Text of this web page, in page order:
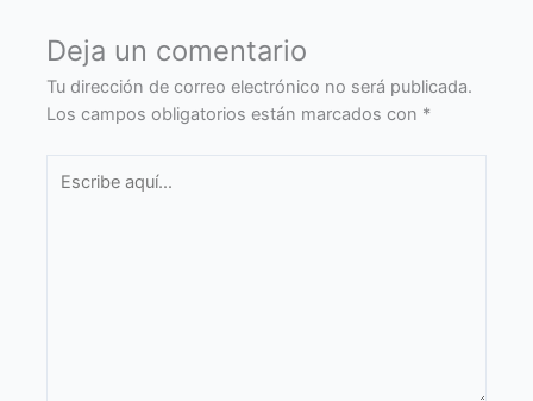
Deja un comentario
Tu dirección de correo electrónico no será publicada.
Los campos obligatorios están marcados con *
aquí...